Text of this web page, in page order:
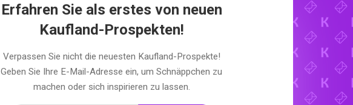
Erfahren Sie als erstes von neuen
Kaufland-Prospekten!
Verpassen Sie nicht die neuesten Kaufland-Prospekte!
Geben Sie Ihre E-Mail-Adresse ein, um Schnäppchen zu
machen oder sich inspirieren zu lassen.